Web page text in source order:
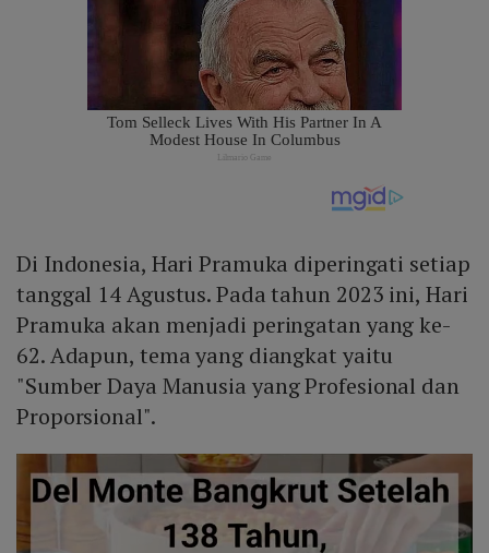
Di Indonesia, Hari Pramuka diperingati setiap
tanggal 14 Agustus. Pada tahun 2023 ini, Hari
Pramuka akan menjadi peringatan yang ke-
62. Adapun, tema yang diangkat yaitu
"Sumber Daya Manusia yang Profesional dan
Proporsional".